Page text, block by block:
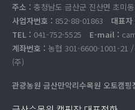
주소 : 충청남도 금산군 진산면 초미
사업자번호 : 852-88-01863 대표자
TEL : 041-752-5525 E-mail :
계좌번호 : 농협 301-6600-1001-21 /
(주)
관광농원 금산만악리수목원 오토캠핑